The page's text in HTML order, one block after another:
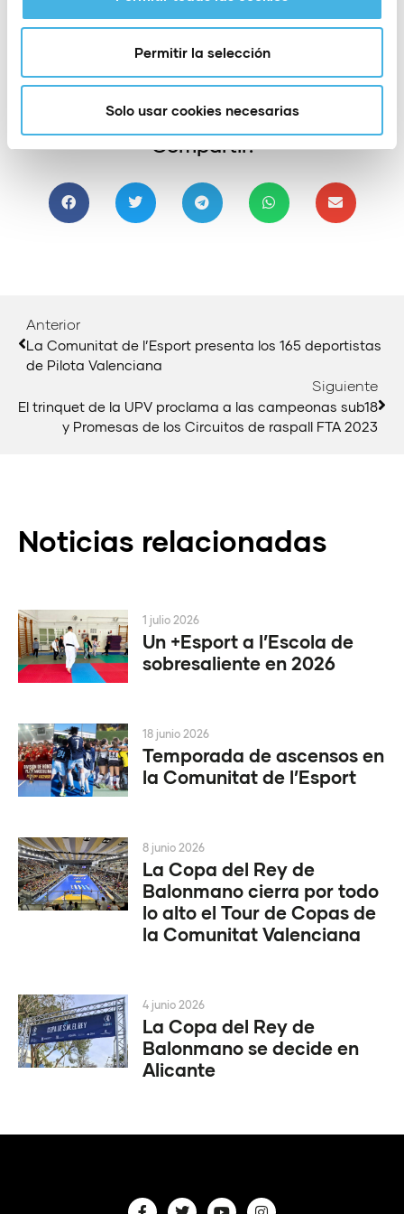
Permitir la selección
Solo usar cookies necesarias
Genovés y Patricia CPV Xeraco.
Compartir:
Anterior
La Comunitat de l’Esport presenta los 165 deportistas
de Pilota Valenciana
Siguiente
El trinquet de la UPV proclama a las campeonas sub18
y Promesas de los Circuitos de raspall FTA 2023
Noticias relacionadas
Un +Esport a l’Escola de
sobresaliente en 2026
1 julio 2026
Temporada de ascensos en
la Comunitat de l’Esport
18 junio 2026
La Copa del Rey de
Balonmano cierra por todo
lo alto el Tour de Copas de
la Comunitat Valenciana
8 junio 2026
La Copa del Rey de
Balonmano se decide en
Alicante
4 junio 2026